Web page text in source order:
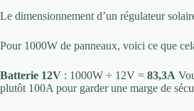
Le dimensionnement d’un régulateur
Pour 1000W de panneaux, voici ce que
Batterie 12V : 1000W ÷ 12V = 83,3A
plutôt 100A pour garder une marge de